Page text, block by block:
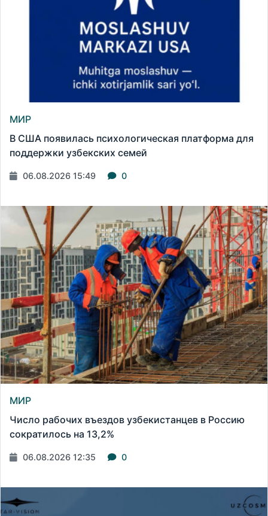
МИР
В США появилась психологическая платформа для
поддержки узбекских семей
06.08.2026 15:49 0
МИР
Число рабочих въездов узбекистанцев в Россию
сократилось на 13,2%
06.08.2026 12:35 0